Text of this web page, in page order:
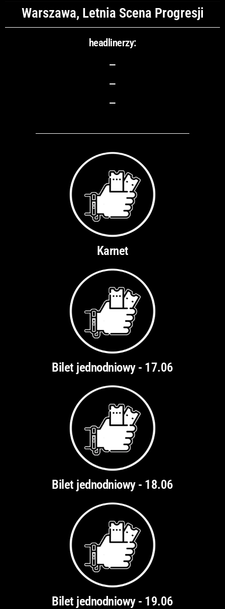
Warszawa, Letnia Scena Progresji
headlinerzy:
–
–
–
Karnet
Bilet jednodniowy - 17.06
Bilet jednodniowy - 18.06
Bilet jednodniowy - 19.06